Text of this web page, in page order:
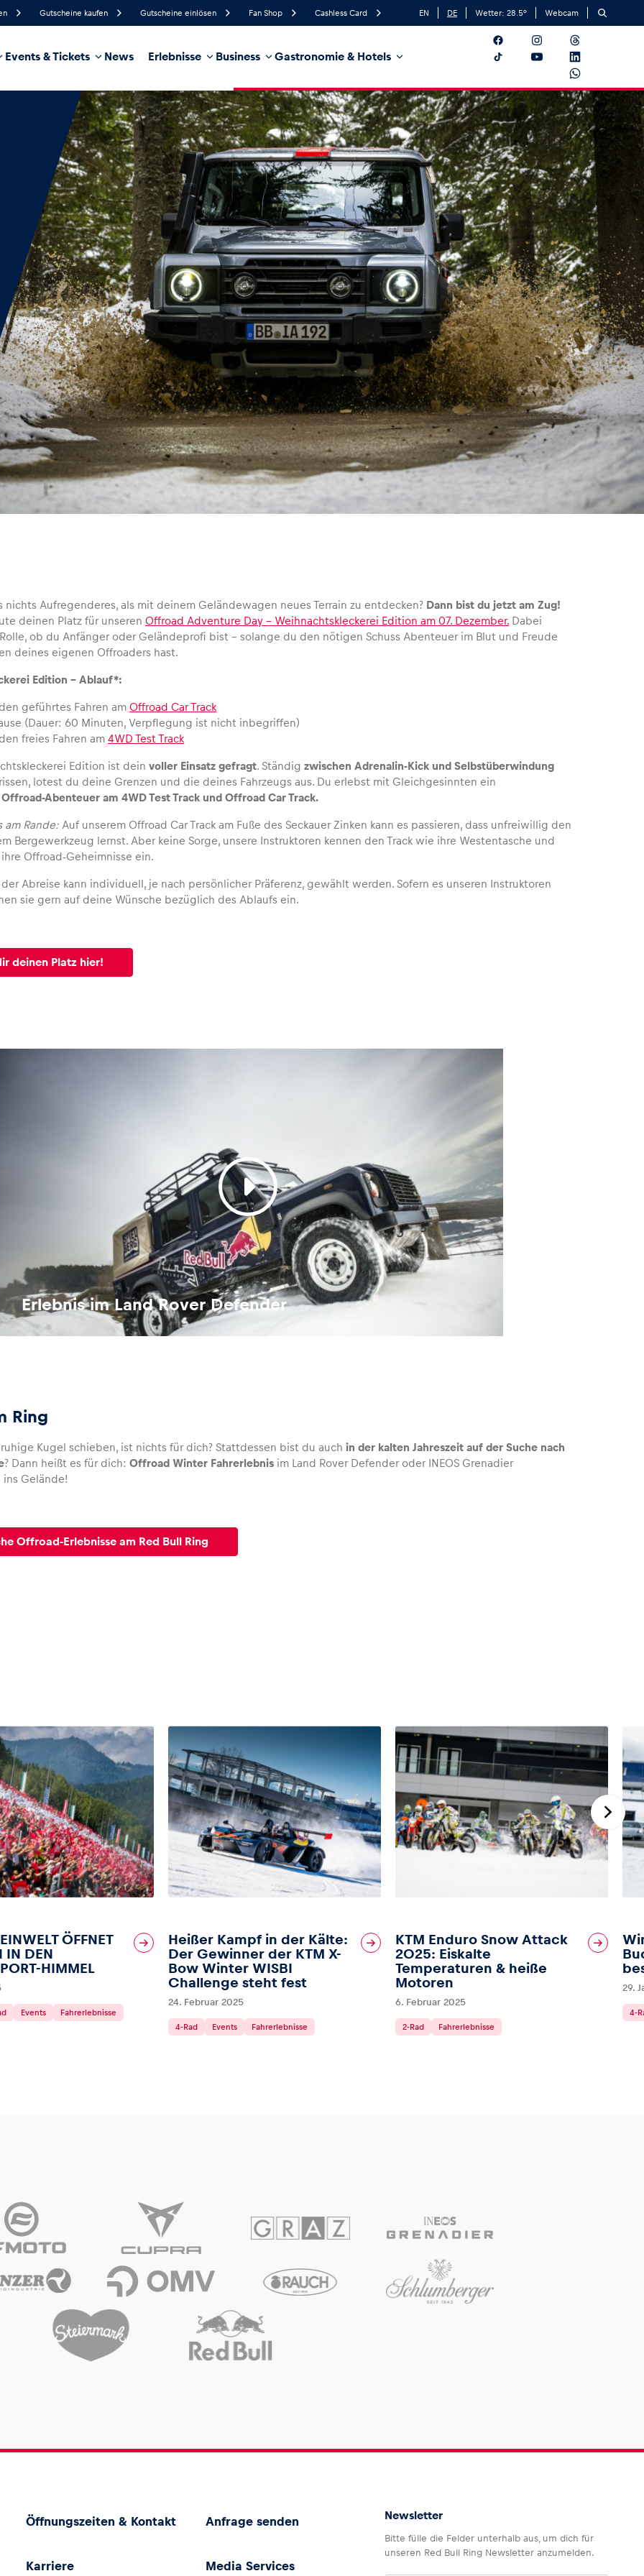
Gutscheine kaufen Gutscheine einlösen Fan Shop Cashless Card EN DE Wetter: 28.5° Webcam
Events & Tickets News Erlebnisse Business Gastronomie & Hotels
Regenwahrscheinlichkeit
Nordost Windrichtung
Business Glossar
nichts Aufregenderes, als mit deinem Geländewagen neues Terrain zu entdecken? Dann bist du jetzt am Zug!
deinen Platz für unserenOffroad Adventure Day – Weihnachtskleckerei Edition am 07. Dezember. Dabei
ob du Anfänger oder Geländeprofi bist – solange du den nötigen Schuss Abenteuer im Blut und Freude
deines eigenen Offroaders hast.
Edition – Ablauf*:
geführtes Fahren amOffroad Car Track
(Dauer: 60 Minuten, Verpflegung ist nicht inbegriffen)
freies Fahren am4WD Test Track
Edition ist deinvoller Einsatz gefragt. Ständigzwischen Adrenalin-Kick und Selbstüberwindung
lotest du deine Grenzen und die deines Fahrzeugs aus. Du erlebst mit Gleichgesinnten ein
Abenteuer am 4WD Test Track und Offroad Car Track.
am Rande: Auf unserem Offroad Car Track am Fuße des Seckauer Zinken kann es passieren, dass unfreiwillig den
Bergewerkzeug lernst. Aber keine Sorge, unsere Instruktoren kennen den Track wie ihre Westentasche und
Offroad-Geheimnisse ein.
Abreise kann individuell, je nach persönlicher Präferenz, gewählt werden. Sofern es unseren Instruktoren
sie gern auf deine Wünsche bezüglich des Ablaufs ein.
deinen Platz hier!
Erlebnis im Land Rover Defender
Ring
Kugel schieben, ist nichts für dich? Stattdessen bist du auch in der kalten Jahreszeit auf der Suche nach
? Dann heißt es für dich:Offroad Winter Fahrerlebnis im Land Rover Defender oder INEOS Grenadier
Gelände!
Offroad-Erlebnisse am Red Bull Ring
ÖFFNET
IN DEN
HIMMEL
Events
Fahrerlebnisse
Heißer Kampf in der Kälte:
Der Gewinner der KTM X-
Bow Winter WISBI
Challenge steht fest
24. Februar 2025
4-Rad Events Fahrerlebnisse
KTM Enduro Snow Attack
2025: Eiskalte
Temperaturen & heiße
Motoren
6. Februar 2025
2-Rad Fahrerlebnisse
29.
4-
Öffnungszeiten & Kontakt Anfrage senden
Karriere Media Services
Newsletter
Bitte fülle die Felder unterhalb aus, um dich für
unseren Red Bull Ring Newsletter anzumelden.